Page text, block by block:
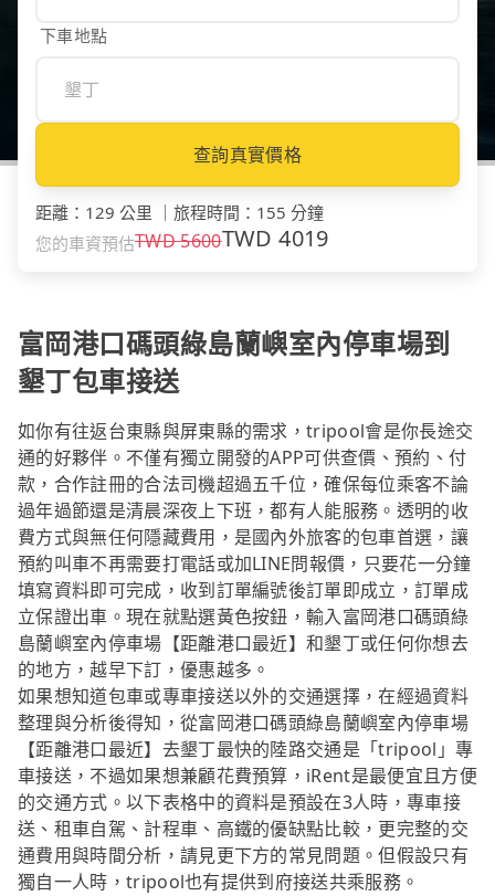
下車地點
查詢真實價格
距離 ： 129 公里 旅程時間 ： 155 分鐘
您的車資預估TWD5600TWD4019
富岡港口碼頭綠島蘭嶼室內停車場到
墾丁包車接送
如你有往返台東縣與屏東縣的需求，tripool會是你長途交
通的好夥伴。不僅有獨立開發的APP可供查價、預約、付
款，合作註冊的合法司機超過五千位，確保每位乘客不論
過年過節還是清晨深夜上下班，都有人能服務。透明的收
費方式與無任何隱藏費用，是國內外旅客的包車首選，讓
預約叫車不再需要打電話或加LINE問報價，只要花一分鐘
填寫資料即可完成，收到訂單編號後訂單即成立，訂單成
立保證出車。現在就點選黃色按鈕，輸入富岡港口碼頭綠
島蘭嶼室內停車場【距離港口最近】和墾丁或任何你想去
的地方，越早下訂，優惠越多。
如果想知道包車或專車接送以外的交通選擇，在經過資料
整理與分析後得知，從富岡港口碼頭綠島蘭嶼室內停車場
【距離港口最近】去墾丁最快的陸路交通是「tripool」專
車接送，不過如果想兼顧花費預算，iRent是最便宜且方便
的交通方式。以下表格中的資料是預設在3人時，專車接
送、租車自駕、計程車、高鐵的優缺點比較，更完整的交
通費用與時間分析，請見更下方的常見問題。但假設只有
獨自一人時，tripool也有提供到府接送共乘服務。